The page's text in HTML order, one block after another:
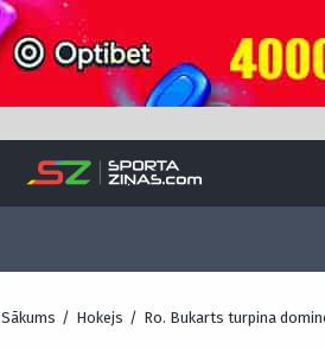
Sākums / Hokejs / Ro. Bukarts turpina